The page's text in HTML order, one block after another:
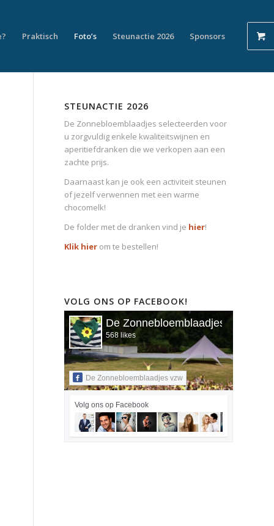
Praktisch Foto’s Steunactie 2026 Sponsors
STEUNACTIE 2026
De Zonnebloemblaadjes selecteerden voor
u zorgvuldig enkele kwaliteitswijnen en
aperitiefdranken die we verkopen aan een
zachte prijs.
Daarnaast kan je ook een activiteit steunen
of jezelf verwennen met een warme
chocomelk!
De folder met de dranken vind je hier!
Klik hier om te bestellen!
VOLG ONS OP FACEBOOK!
De Zonnebloemblaadjes vzw
568 likes
De Zonnebloemblaadjes vzw
Volg ons op Facebook